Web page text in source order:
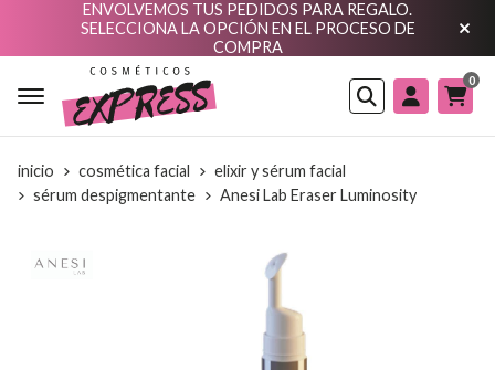
ENVOLVEMOS TUS PEDIDOS PARA REGALO.
SELECCIONA LA OPCIÓN EN EL PROCESO DE
COMPRA
Buscar
0
inicio cosmética facial
elixir y sérum facial
sérum despigmentante
Anesi Lab Eraser Luminosity